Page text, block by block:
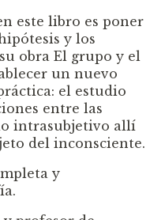
este libro es poner
y los
obra El grupo y el
un nuevo
el estudio
entre las
intrasubjetivo allí
del inconsciente.
y